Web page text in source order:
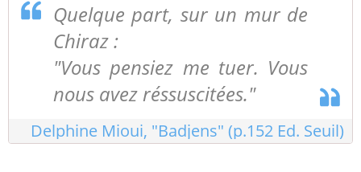
Quelque part, sur un mur de
Chiraz :
"Vous pensiez me tuer. Vous
nous avez réssuscitées."
Delphine Mioui, "Badjens" (p.152 Ed. Seuil)